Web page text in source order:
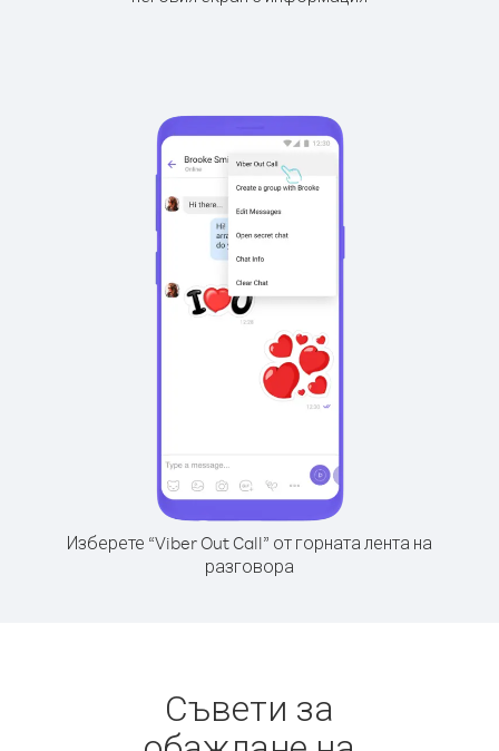
Изберете “Viber Out Call” от горната лента на
разговора
Съвети за